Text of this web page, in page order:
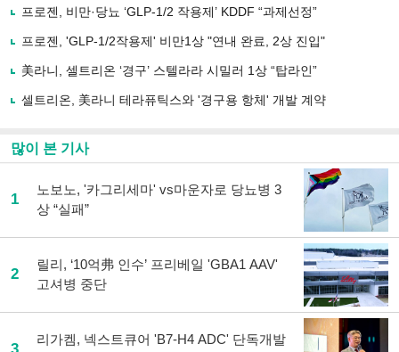
사
유
기
프로젠, 비만·당뇨 ‘GLP-1/2 작용제’ KDDF “과제선정”
프로젠, 'GLP-1/2작용제' 비만1상 "연내 완료, 2상 진입"
美라니, 셀트리온 ‘경구’ 스텔라라 시밀러 1상 “탑라인”
셀트리온, 美라니 테라퓨틱스와 '경구용 항체' 개발 계약
많이 본 기사
1
노보노, '카그리세마' vs마운자로 당뇨병 3
상 “실패”
2
릴리, ‘10억弗 인수’ 프리베일 'GBA1 AAV'
고셔병 중단
3
리가켐, 넥스트큐어 'B7-H4 ADC' 단독개발